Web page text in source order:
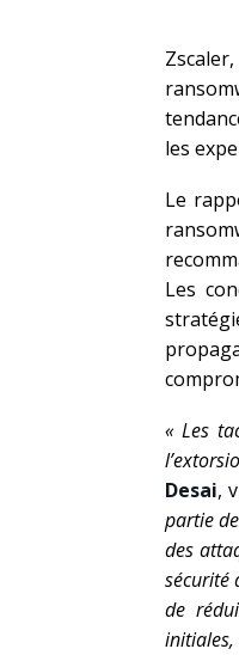
les
Le
Les
« Les
Desai,
partie
des
sécurité
de